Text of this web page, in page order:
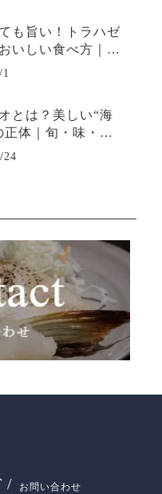
も旨い！トラハゼ
いしい食べ方｜淡
な味わいを堪能
とは？美しい“海
正体｜旬・味・飛
徹底解説
24
/ お問い合わせ